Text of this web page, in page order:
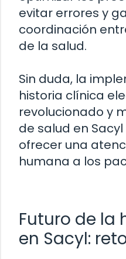
evitar errores y
coordinación
de la salud.
Sin duda, la
historia clínica
revolucionado y
de salud en
ofrecer una
humana a los
Futuro de la
en Sacyl: